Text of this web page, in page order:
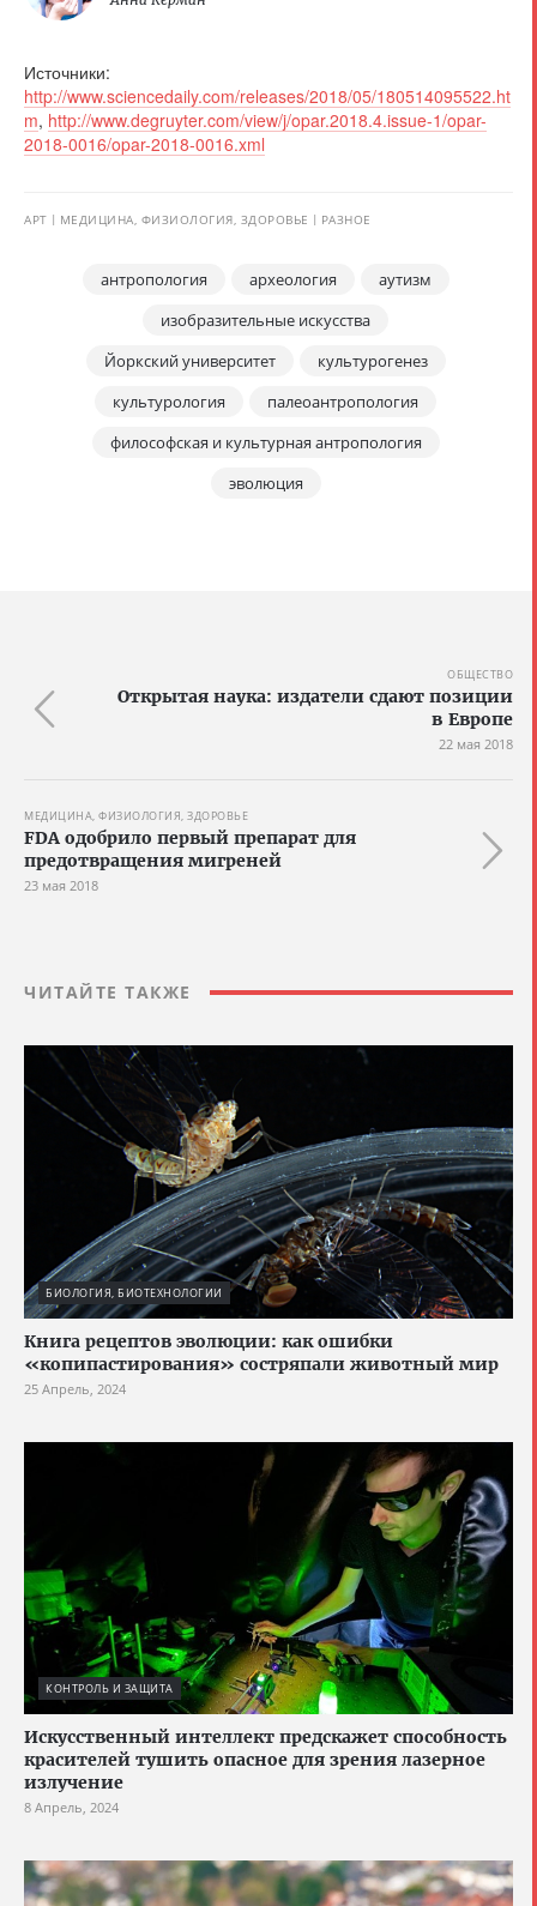
Источники:
http://www.sciencedaily.com/releases/2018/05/180514095522.ht
m, http://www.degruyter.com/view/j/opar.2018.4.issue-1/opar-
2018-0016/opar-2018-0016.xml
АРТ МЕДИЦИНА, ФИЗИОЛОГИЯ, ЗДОРОВЬЕ РАЗНОЕ
антропология археология
аутизм
изобразительные искусства
Йоркский университет
культурогенез
культурология
палеоантропология
философская и культурная антропология
эволюция
ОБЩЕСТВО
Открытая наука: издатели сдают позиции
в Европе
22 мая 2018
МЕДИЦИНА, ФИЗИОЛОГИЯ, ЗДОРОВЬЕ
FDA одобрило первый препарат для
предотвращения мигреней
23 мая 2018
ЧИТАЙТЕ ТАКЖЕ
БИОЛОГИЯ, БИОТЕХНОЛОГИИ
Книга рецептов эволюции: как ошибки
«копипастирования» состряпали животный мир
25 Апрель, 2024
КОНТРОЛЬ И ЗАЩИТА
Искусственный интеллект предскажет способность
красителей тушить опасное для зрения лазерное
излучение
8 Апрель, 2024